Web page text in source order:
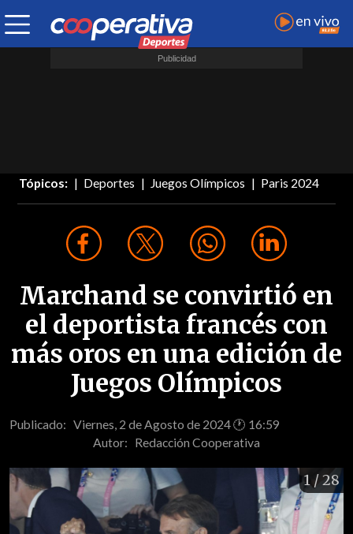
Tópicos: Deportes Juegos Olímpicos Paris 2024
Marchand se convirtió en
el deportista francés con
más oros en una edición de
Juegos Olímpicos
Publicado: Viernes, 2 de Agosto de 2024 🕐 16:59
Autor: Redacción Cooperativa
1 / 28